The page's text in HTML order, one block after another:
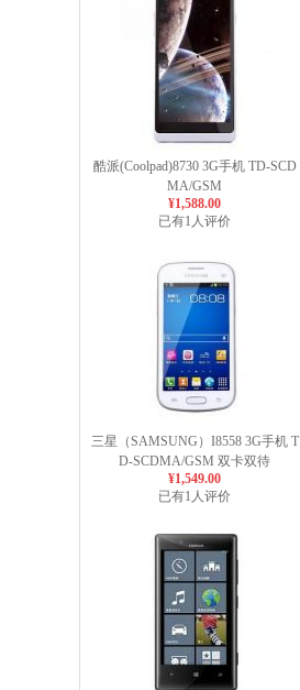
酷派(Coolpad)8730 3G手机 TD-SCD
MA/GSM
¥1,588.00
已有1人评价
三星（SAMSUNG）I8558 3G手机 T
D-SCDMA/GSM 双卡双待
¥1,549.00
已有1人评价